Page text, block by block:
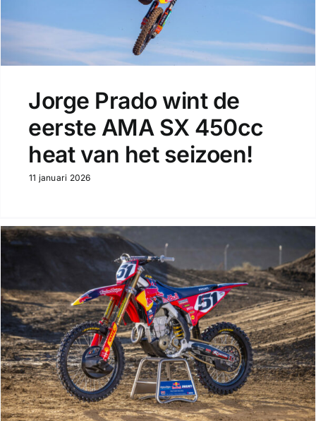
Jorge Prado wint de
eerste AMA SX 450cc
heat van het seizoen!
11 januari 2026